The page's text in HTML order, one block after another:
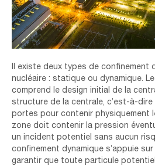
Il existe deux types de confinement
nucléaire : statique ou dynamique.
comprend le design initial de la
structure de la centrale, c’est-à-
portes pour contenir physiquement
zone doit contenir la pression
un incident potentiel sans aucun
confinement dynamique s’appuie
garantir que toute particule